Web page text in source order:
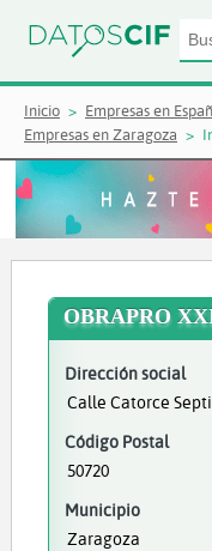
Inicio Empresas en
Empresas en Zaragoza
OBRAPRO
Dirección social
Calle Catorce
Código Postal
50720
Municipio
Zaragoza